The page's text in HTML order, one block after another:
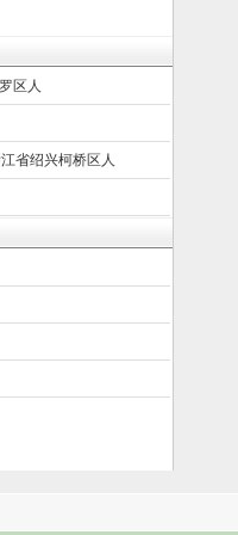
区人
省绍兴柯桥区人